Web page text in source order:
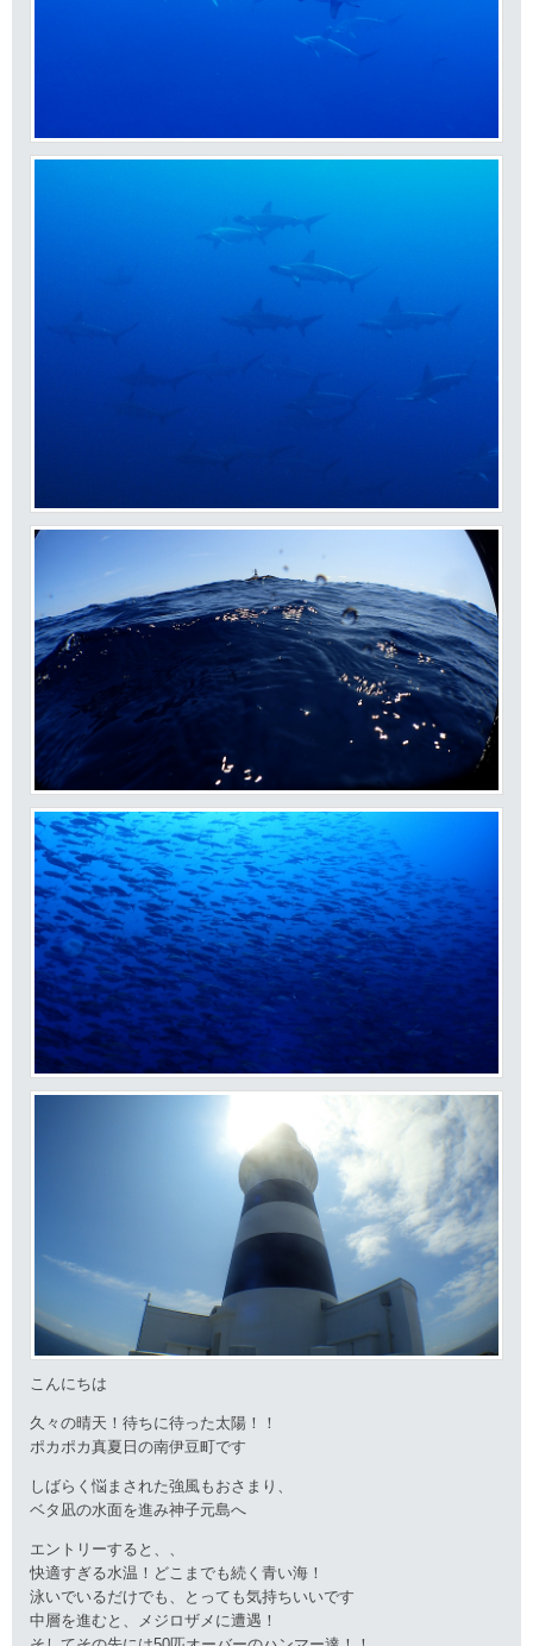
こんにちは
久々の晴天！待ちに待った太陽！！
ポカポカ真夏日の南伊豆町です
しばらく悩まされた強風もおさまり、
ベタ凪の水面を進み神子元島へ
エントリーすると、、
快適すぎる水温！どこまでも続く青い海！
泳いでいるだけでも、とっても気持ちいいです
中層を進むと、メジロザメに遭遇！